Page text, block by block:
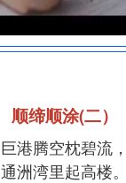
顺缔顺涂(二）
巨港腾空枕碧流，
通洲湾里起高楼。